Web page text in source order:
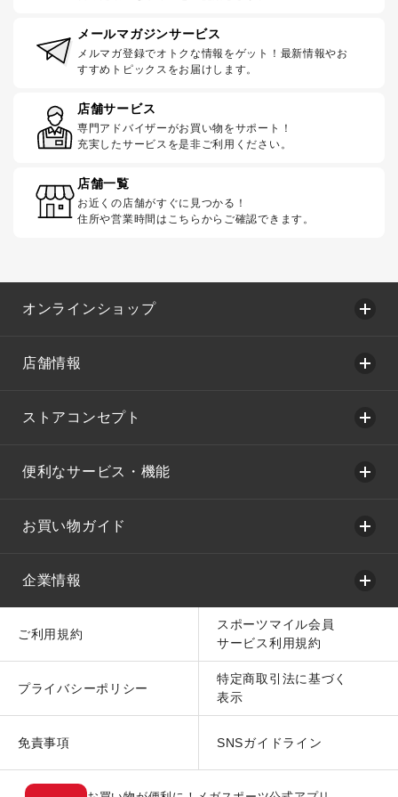
メールマガジンサービス
メルマガ登録でオトクな情報をゲット！最新情報やお
すすめトピックスをお届けします。
店舗サービス
専門アドバイザーがお買い物をサポート！
充実したサービスを是非ご利用ください。
店舗一覧
お近くの店舗がすぐに見つかる！
住所や営業時間はこちらからご確認できます。
オンラインショップ
店舗情報
ストアコンセプト
便利なサービス・機能
お買い物ガイド
企業情報
ご利用規約
スポーツマイル会員
サービス利用規約
プライバシーポリシー
特定商取引法に基づく
表示
免責事項 SNSガイドライン